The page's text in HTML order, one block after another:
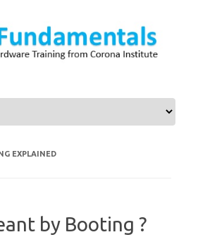
Skip to content
EXPLAINED
by Booting ?